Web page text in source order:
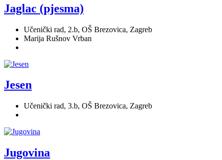
Jaglac (pjesma)
Učenički rad, 2.b, OŠ Brezovica, Zagreb
Marija Rušnov Vrban
Jesen
Učenički rad, 3.b, OŠ Brezovica, Zagreb
Jugovina